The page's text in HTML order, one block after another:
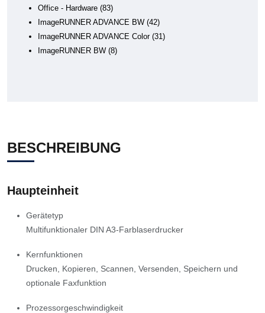
Office - Hardware 83
ImageRUNNER ADVANCE BW 42
ImageRUNNER ADVANCE Color 31
ImageRUNNER BW 8
BESCHREIBUNG
Haupteinheit
Gerätetyp
Multifunktionaler DIN A3-Farblaserdrucker
Kernfunktionen
Drucken, Kopieren, Scannen, Versenden, Speichern und
optionale Faxfunktion
Prozessorgeschwindigkeit